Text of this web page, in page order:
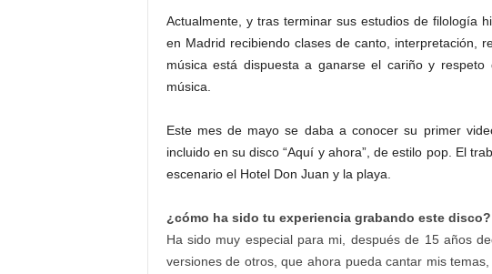
Actualmente, y tras terminar sus estudios de filología
en Madrid recibiendo clases de canto, interpretación,
música está dispuesta a ganarse el cariño y
música.
Este mes de mayo se daba a conocer su primer
incluido en su disco “Aquí y ahora”, de estilo pop. El
escenario el Hotel Don Juan y la playa.
¿cómo ha sido tu experiencia grabando este disco?
Ha sido muy especial para mi, después de 15 años
versiones de otros, que ahora pueda cantar mis